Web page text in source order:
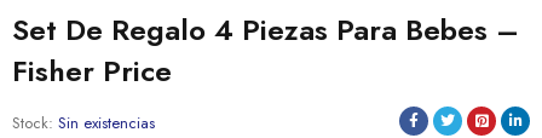
Set De Regalo 4 Piezas Para Bebes –
Fisher Price
Stock: Sin existencias